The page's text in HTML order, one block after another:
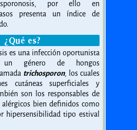
por ello en
presenta un índice de
¿Qué es?
es una infección oportunista
un género de hongos
trichosporon, los cuales
cutáneas superficiales y
son los responsables de
bien definidos como
hipersensibilidad tipo estival